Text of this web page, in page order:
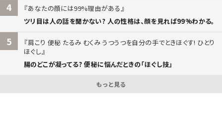
4
あなたの顔には99%理由がある
ツリ目は人の話を聞かない? 人の性格は、顔を見れば99%わかる。
5
肩こり 便秘 たるみ むくみ うつうつを自分の手でときほぐす! ひとり
ほぐし
腸のどこが凝ってる? 便秘に悩んだときの「ほぐし技」
もっと見る